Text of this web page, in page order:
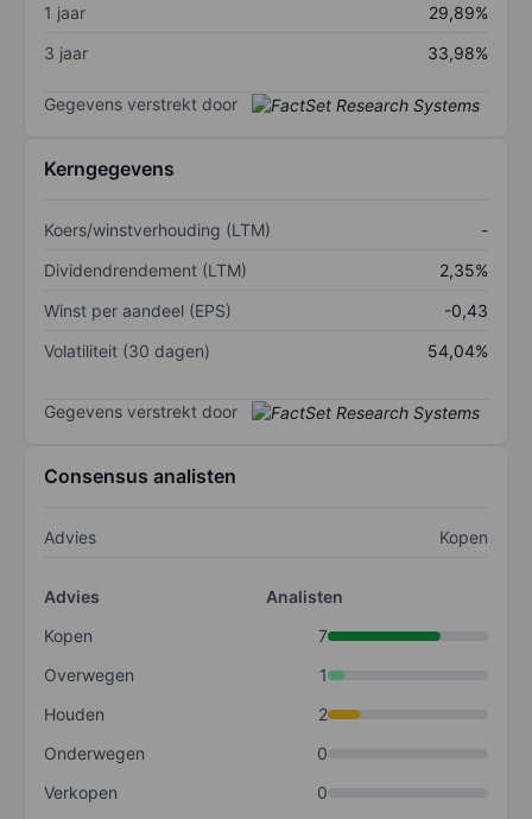
1 jaar
29,89%
3 jaar
33,98%
Gegevens verstrekt door
Kerngegevens
Koers/winstverhouding (LTM)
-
Dividendrendement (LTM)
2,35%
Winst per aandeel (EPS)
-0,43
Volatiliteit (30 dagen)
54,04%
Gegevens verstrekt door
Consensus analisten
Advies Kopen
Advies
Analisten
Kopen
7
Overwegen
1
Houden
2
Onderwegen
0
Verkopen
0